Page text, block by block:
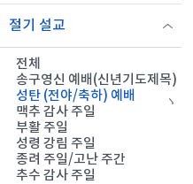
절기 설교
전체
송구영신 예배(신년기도제목)
성탄 (전야/축하) 예배
맥추 감사 주일
부활 주일
성령 강림 주일
종려 주일/고난 주간
추수 감사 주일